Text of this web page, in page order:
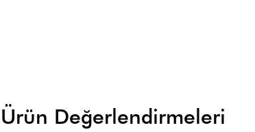
Ürün Değerlendirmeleri